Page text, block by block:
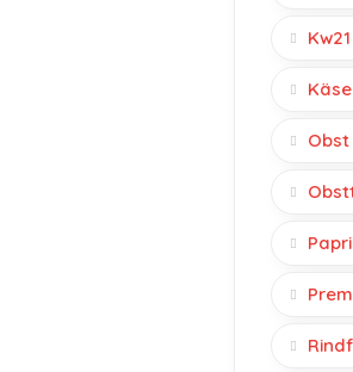
Kw21
Käse
Obst